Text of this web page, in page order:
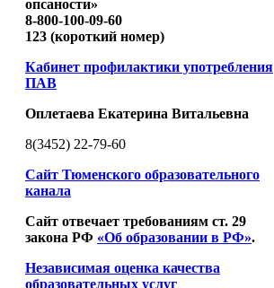
опсаности»
8-800-100-09-60
123 (короткий номер)
Кабинет профилактики употребления
ПАВ
Оплетаева Екатерина Витальевна
8(3452) 22-79-60
Сайт Тюменского образовательного
канала
Сайт отвечает требованиям ст. 29
закона РФ «Об образовании в РФ».
Независимая оценка качества
образовательных услуг